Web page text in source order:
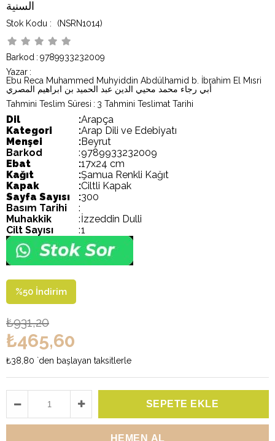
السنية
(NSRN1014)
Barkod : 9789933232009
Yazar :
Ebu Reca Muhammed Muhyiddin Abdülhamid b. İbrahim El Mısri
أبي رجاء محمد محيي الدين عبد الحميد بن ابراهيم المصري
Tahmini Teslim Süresi : 3 Tahmini Teslimat Tarihi
Dil :Arapça
Kategori
:Arap Dili ve Edebiyatı
Menşei
:Beyrut
Barkod
:9789933232009
Ebat
:17x24 cm
Kağıt
:Şamua Renkli Kağıt
Kapak
:Ciltli Kapak
Sayfa Sayısı
:300
Basım Tarihi
:
Muhakkik
:İzzeddin Dulli
Cilt Sayısı
:1
%50 İndirim
₺931,20
₺465,60
₺38,80 `den başlayan taksitlerle